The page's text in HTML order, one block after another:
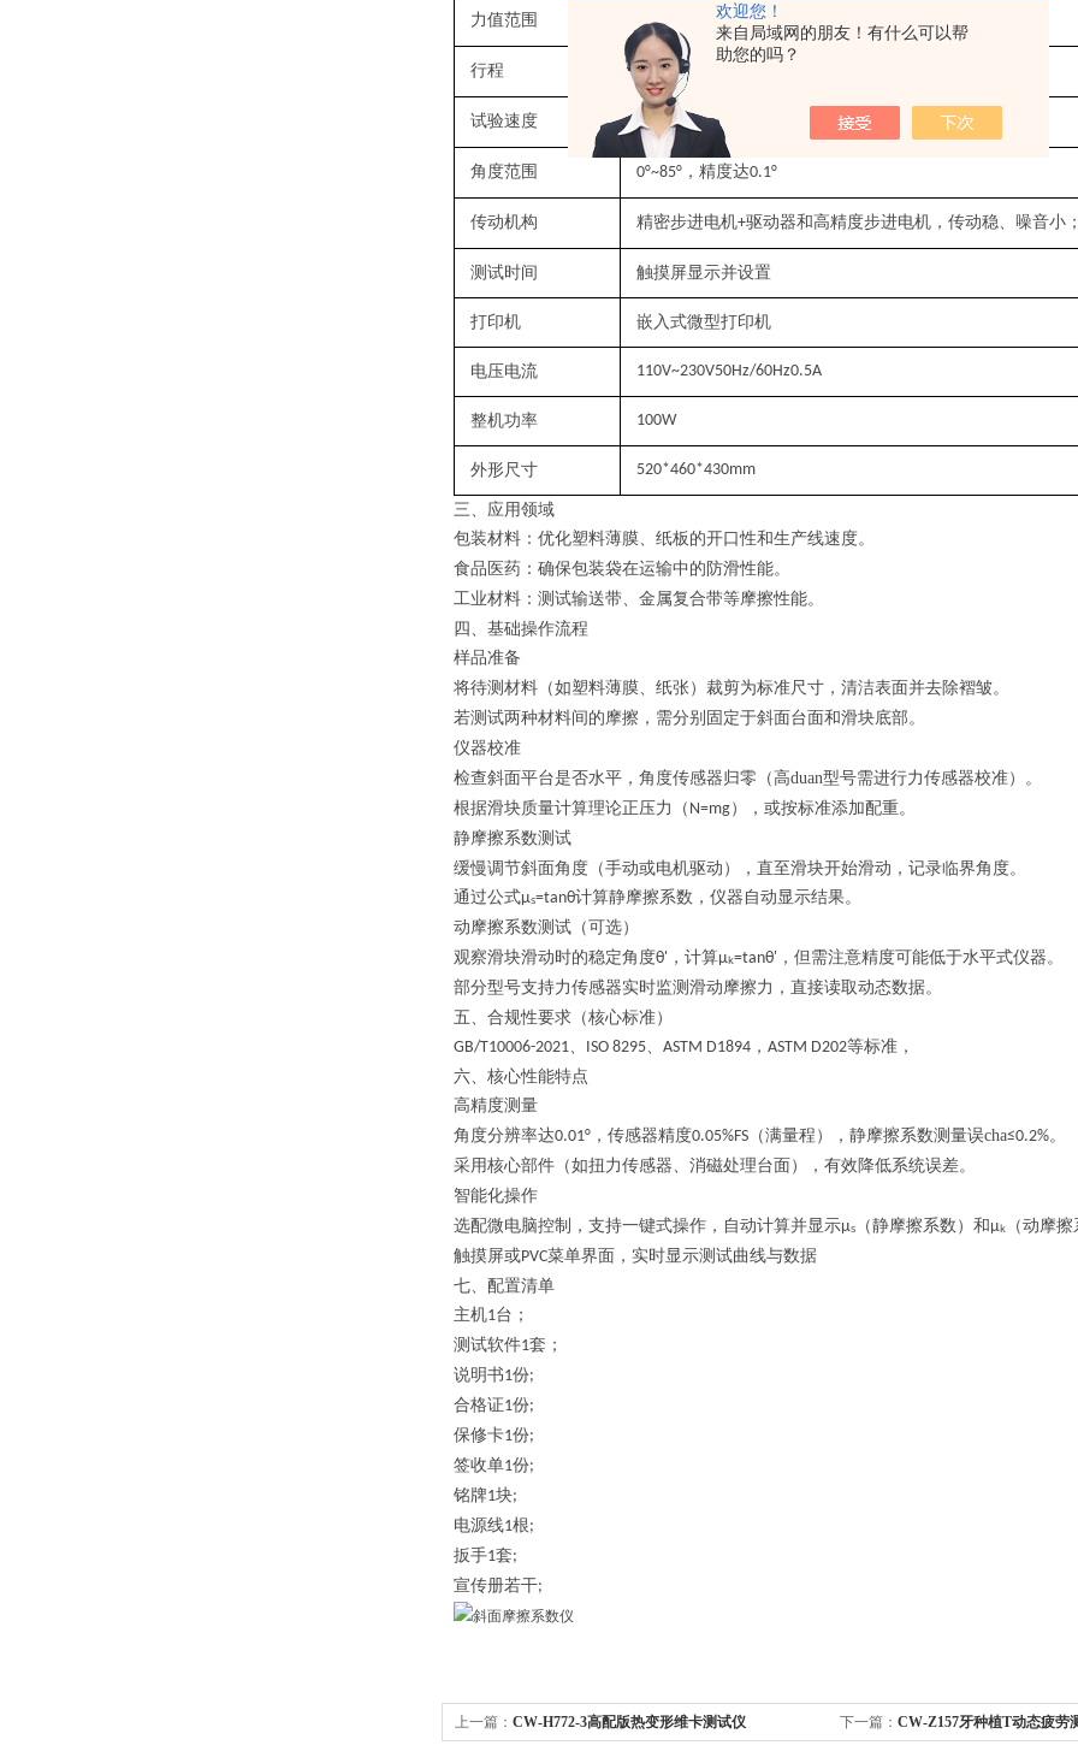
欢迎您！
来自局域网的朋友！有什么可以帮
助您的吗？
力值范围 0-5 N 精度：±0.05 %FS
行程 300mm
试验速度 可调节范围为 分钟，可任意调节
角度范围 ‌0°~85° ，精度达0.1°‌
传动机构 精密步进电机+驱动器和高精度步进电机 ，传动稳、噪音小
测试时间 触摸屏显示并设置
打印机 嵌入式微型打印机
电压电流 110V~230V50Hz/60Hz0.5A
整机功率 100W
外形尺寸 520*460*430mm
三、 应用领域
包装材料 ：优化塑料薄膜、纸板的开口性和生产线速度。
食品医药 ：确保包装袋在运输中的防滑性能。
工业材料 ：测试输送带、金属复合带等摩擦性能。
四、基础操作流程
样品准备
将待测材料（如塑料薄膜、纸张）裁剪为标准尺寸，清洁表面并去除褶皱。
若测试两种材料间的摩擦，需分别固定于斜面台面和滑块底部。
仪器校准
检查斜面平台是否水平，角度传感器归零（高duan型号需进行力传感器校准） 。
根据滑块质量计算理论正压力（ N=mg），或按标准添加配重。
静摩擦系数测试
缓慢调节斜面角度（手动或电机驱动），直至滑块开始滑动，记录临界角度。
通过公式μₛ=tanθ计算静摩擦系数，仪器自动显示结果。
动摩擦系数测试（可选）
观察滑块滑动时的稳定角度θ' ，计算μₖ=tanθ' ，但需注意精度可能低于水平式仪器。
部分型号支持力传感器实时监测滑动摩擦力，直接读取动态数据。
五、 合规性要求（核心标准）
GB/T10006-2021、 ISO 8295、 ASTM D1894 ， ASTM D202等标准，
六、 核心性能特点
高精度测量
角度分辨率达0.01° ，传感器精度0.05%FS （满量程），静摩擦系数测量误cha≤0.2%‌。
采用核心部件（如扭力传感器、消磁处理台面），有效降低系统误差。
智能化操作
选配微电脑控制，支持一键式操作，自动计算并显示μₛ （静摩擦系数）和 μₖ （动摩
触摸屏或PVC菜单界面，实时显示测试曲线与数据
七、配置清单
主机1台；
测试软件1套；
说明书1份;
合格证1份;
保修卡1份;
签收单1份;
铭牌1块;
电源线1根;
扳手1套;
宣传册若干;
上一篇： CW-H772-3高配版热变形维卡测试仪 下一篇： CW-Z157牙种植T动态疲劳